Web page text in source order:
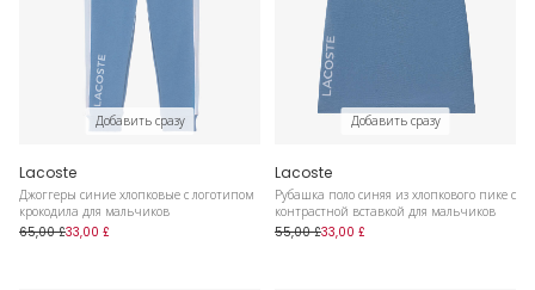
Добавить сразу
Lacoste
Джоггеры синие хлопковые с логотипом
крокодила для мальчиков
65,00 £33,00 £
Добавить сразу
Lacoste
Рубашка поло синяя из хлопкового пике с
контрастной вставкой для мальчиков
55,00 £33,00 £